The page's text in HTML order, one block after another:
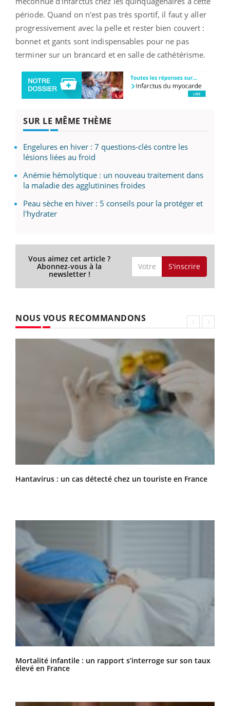
période. Quand on n'est pas très sportif, il faut y aller
progressivement avec la pelle et rester bien couvert :
bonnet et gants sont indispensables pour ne pas
terminer sur un brancard et en salle de cathétérisme.
SUR LE MÊME THÈME
Engelures en hiver : 7 questions-clés contre les
lésions liées au froid
Anémie hémolytique : un nouveau traitement dans
la maladie des agglutinines froides
Peau sèche en hiver : 5 conseils pour la protéger et
l'hydrater
Vous aimez cet article ?
Abonnez-vous à la
newsletter !
S'inscrire
NOUS VOUS RECOMMANDONS
Hantavirus : un cas détecté chez un touriste en France
Mortalité infantile : un rapport s’interroge sur son taux
élevé en France